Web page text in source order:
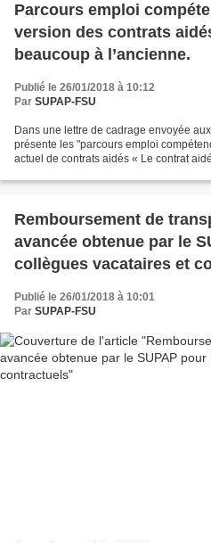
Parcours emploi
version des contrats
beaucoup à l’ancienne.
Publié le 26/01/2018 à 10:12
Par SUPAP-FSU
Dans une lettre de cadrage envoyée
présente les "parcours emploi
actuel de contrats aidés « Le contrat
Remboursement de
avancée obtenue par le
collègues vacataires et
Publié le 26/01/2018 à 10:01
Par SUPAP-FSU